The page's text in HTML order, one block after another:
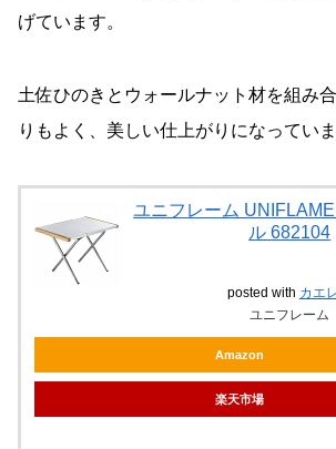
げています。
土佐ひのきとウォールナット材を組み
りもよく、美しい仕上がりになっていま
ユニフレーム
ル 682104
posted with カエ
ユニフレーム
Amazon
楽天市場